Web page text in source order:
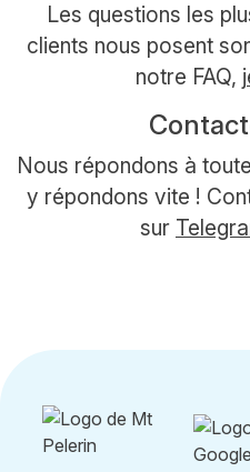
Les questions les
clients nous posent
notre FAQ,
Nous répondons à
y répondons vite !
sur